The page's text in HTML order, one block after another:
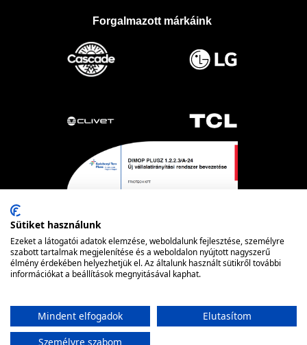
Forgalmazott márkáink
Powered by nopCommerce
Sütiket használunk
Ezeket a látogatói adatok elemzése, weboldalunk fejlesztése, személyre
szabott tartalmak megjelenítése és a weboldalon nyújtott nagyszerű
élmény érdekében helyezhetjük el. Az általunk használt sütikről további
információkat a beállítások megnyitásával kaphat.
Mindent elfogadok
Elutasítom
Személyre szabom